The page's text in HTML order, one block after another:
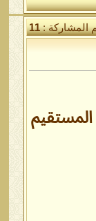
المشاركة :11